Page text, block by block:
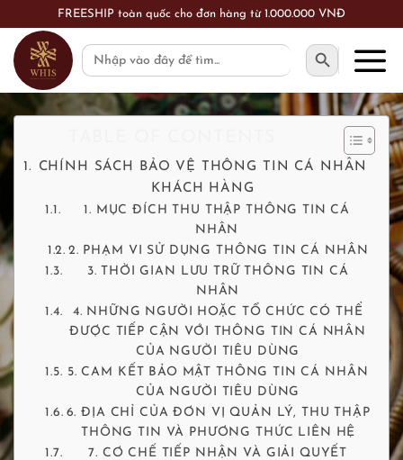
content
FREESHIP toàn quốc cho đơn hàng từ 1.000.000 VNĐ
Search
for:
SEARCH BUTTON
CHÍNH SÁCH BẢO VỆ THÔNG TIN CÁ NHÂN
KHÁCH HÀNG
1. MỤC ĐÍCH THU THẬP THÔNG TIN CÁ
NHÂN
2. PHẠM VI SỬ DỤNG THÔNG TIN CÁ NHÂN
3. THỜI GIAN LƯU TRỮ THÔNG TIN CÁ
NHÂN
4. NHỮNG NGƯỜI HOẶC TỔ CHỨC CÓ THỂ
ĐƯỢC TIẾP CẬN VỚI THÔNG TIN CÁ NHÂN
CỦA NGƯỜI TIÊU DÙNG
5. CAM KẾT BẢO MẬT THÔNG TIN CÁ NHÂN
CỦA NGƯỜI TIÊU DÙNG
6. ĐỊA CHỈ CỦA ĐƠN VỊ QUẢN LÝ, THU THẬP
THÔNG TIN VÀ PHƯƠNG THỨC LIÊN HỆ
7. CƠ CHẾ TIẾP NHẬN VÀ GIẢI QUYẾT